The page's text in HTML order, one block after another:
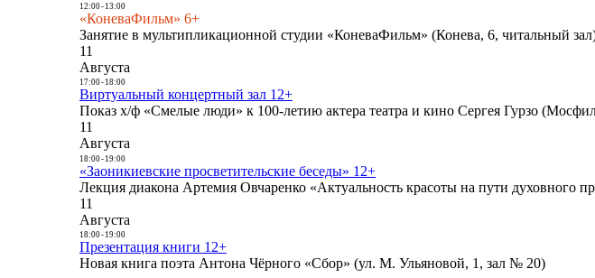
12:00- 13:00
«КоневаФильм» 6+
Занятие в мультипликационной студии «КоневаФильм» (Конева, 6, читальный
11
Августа
17:00- 18:00
Виртуальный концертный зал 12+
Показ х/ф «Смелые люди» к 100-летию актера театра и кино Сергея Гурзо
11
Августа
18:00- 19:00
«Заоникиевские просветительские беседы» 12+
Лекция диакона Артемия Овчаренко «Актуальность красоты на пути духовного
11
Августа
18:00- 19:00
Презентация книги 12+
Новая книга поэта Антона Чёрного «Сбор» (ул. М. Ульяновой, 1, зал № 20)